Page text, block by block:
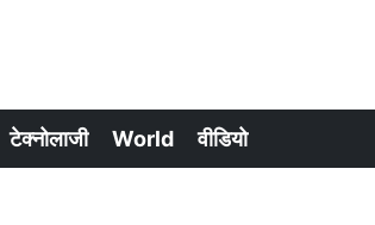
टेक्नोलाजी World वीडियो